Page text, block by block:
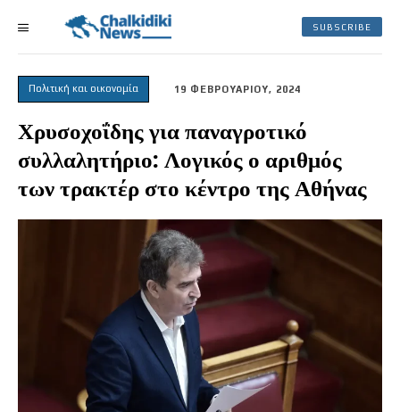
SUBSCRIBE
Πολιτική και οικονομία 19 ΦΕΒΡΟΥΑΡΙΟΥ, 2024
Χρυσοχοΐδης για παναγροτικό
συλλαλητήριο: Λογικός ο αριθμός
των τρακτέρ στο κέντρο της Αθήνας